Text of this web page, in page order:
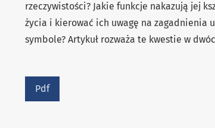
rzeczywistości? Jakie funkcje nakazują jej
życia i kierować ich uwagę na zagadnienia
symbole? Artykuł rozważa te kwestie w
Pdf